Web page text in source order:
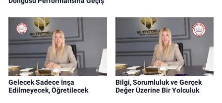
Gelecek Sadece İnşa
Edilmeyecek, Öğretilecek
Bilgi, Sorumluluk ve Gerçek
Değer Üzerine Bir Yolculuk